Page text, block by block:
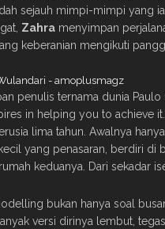
sejauh mimpi-mimpi yang
Zahra menyimpan
keberanian mengikuti
penulis ternama dunia
in helping you to achieve
lima tahun. Awalnya
yang penasaran, berdiri
keduanya. Dari sekadar
bukan hanya soal
versi dirinya lembut,